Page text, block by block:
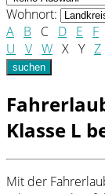
Wohnort:
A B C D E F
U
V W X Y Z
suchen
Klasse L
Mit der